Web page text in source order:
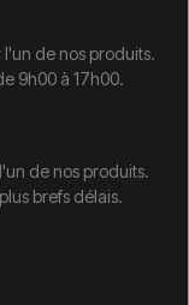
de nos produits.
9h00 à 17h00.
de nos produits.
brefs délais.